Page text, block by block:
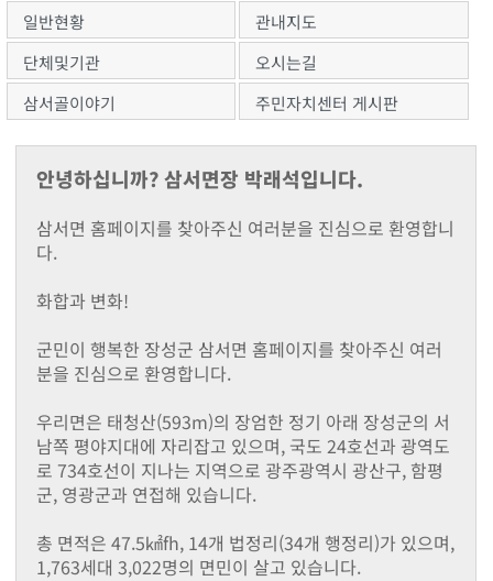
상징표시
홍길동 캐릭터
군정운영방향
군정목표/방침
주요업무계획
군청안내
행정조직도
청사안내
찾아오시는길
장성장학회
설립목적및주요사업
장학금 기탁 및 후원안내
장학금지원
기부금 모금액 및 활용 실적
홍보자료
온라인 명예의 전당
유관기관(공익제보) 안내
장성읍
진원면
일반현황
관내지도
단체및기관
오시는길
삼서골이야기
주민자치센터 게시판
안녕하십니까? 삼서면장 박래석입니다.
삼서면 홈페이지를 찾아주신 여러분을 진심으로 환영합니
다.
화합과 변화!
군민이 행복한 장성군 삼서면 홈페이지를 찾아주신 여러
분을 진심으로 환영합니다.
우리면은 태청산(593m)의 장엄한 정기 아래 장성군의 서
남쪽 평야지대에 자리잡고 있으며, 국도 24호선과 광역도
로 734호선이 지나는 지역으로 광주광역시 광산구, 함평
군, 영광군과 연접해 있습니다.
총 면적은 47.5㎢fh, 14개 법정리(34개 행정리)가 있으며,
1,763세대 3,022명의 면민이 살고 있습니다.